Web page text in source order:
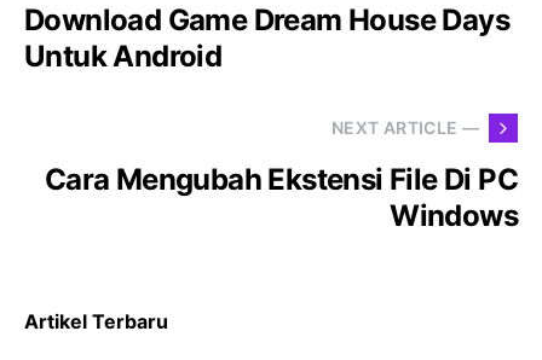
Download Game Dream House Days
Untuk Android
NEXT ARTICLE —
Cara Mengubah Ekstensi File Di PC
Windows
Artikel Terbaru